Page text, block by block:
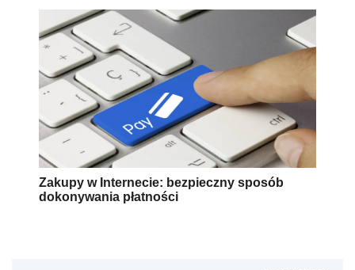
Zakupy w Internecie: bezpieczny sposób
dokonywania płatności